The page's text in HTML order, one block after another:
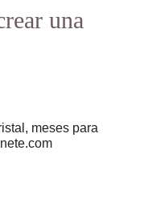
una
meses para